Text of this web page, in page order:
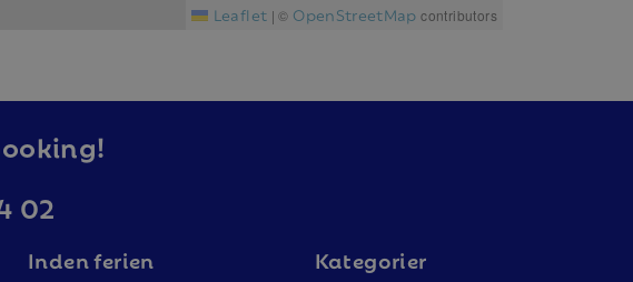
Leaflet | © OpenStreetMap contributors
02
Inden ferien Kategorier